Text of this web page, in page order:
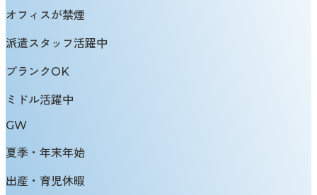
オフィスが禁煙
派遣スタッフ活躍中
ブランクOK
ミドル活躍中
GW
夏季・年末年始
出産・育児休暇